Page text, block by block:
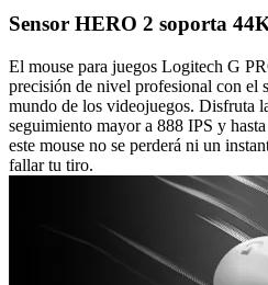
Sensor HERO 2 soporta
El mouse para juegos Logitech G
precisión de nivel profesional con el
mundo de los videojuegos. Disfruta
seguimiento mayor a 888 IPS y
este mouse no se perderá ni un
fallar tu tiro.